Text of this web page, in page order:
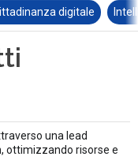
digitale
una lead
ottimizzando risorse e